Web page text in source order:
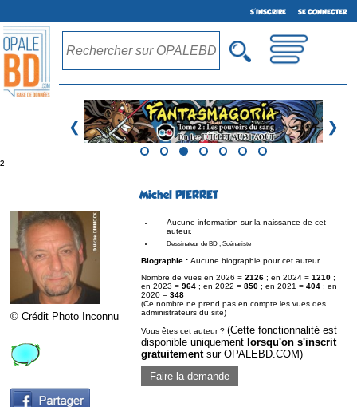
S'INSCRIRE SE CONNECTER
❮ ❯
²
Michel PIERRET
© Crédit Photo Inconnu
Aucune information sur la naissance de cet
auteur.
Dessinateur de BD , Scénariste
Biographie : Aucune biographie pour cet auteur.
Nombre de vues en 2026 = 2126 ; en 2024 = 1210 ;
en 2023 = 964 ; en 2022 = 850 ; en 2021 = 404 ; en
2020 = 348
(Ce nombre ne prend pas en compte les vues des
administrateurs du site)
Vous êtes cet auteur ? (Cette fonctionnalité est
disponible uniquement lorsqu'on s'inscrit
gratuitementsur OPALEBD.COM)
Faire la demande